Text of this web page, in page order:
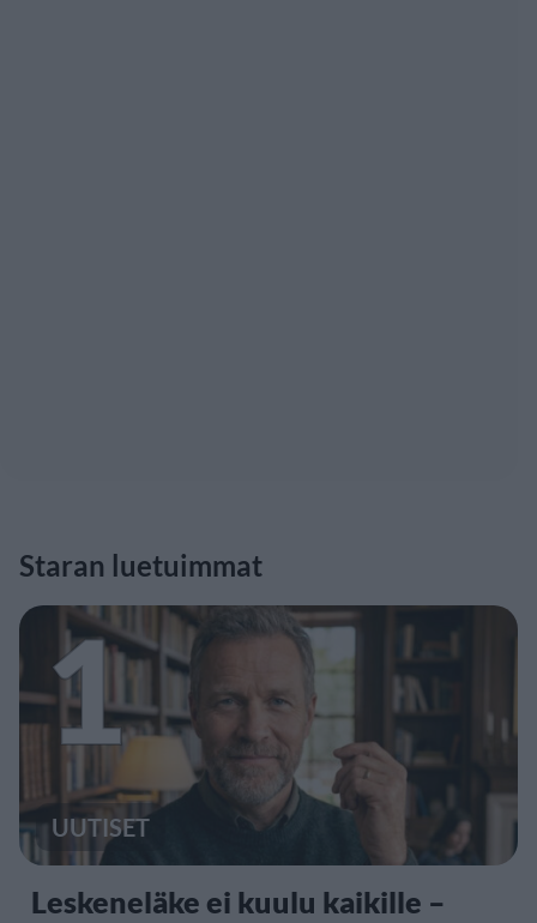
Staran luetuimmat
1
UUTISET
Leskeneläke ei kuulu kaikille –